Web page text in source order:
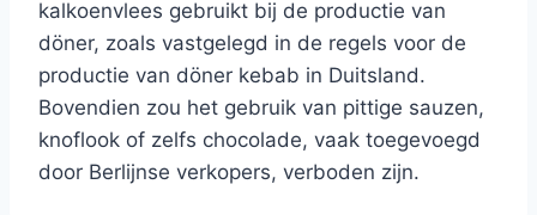
kalkoenvlees gebruikt bij de productie van
döner, zoals vastgelegd in de regels voor de
productie van döner kebab in Duitsland.
Bovendien zou het gebruik van pittige sauzen,
knoflook of zelfs chocolade, vaak toegevoegd
door Berlijnse verkopers, verboden zijn.